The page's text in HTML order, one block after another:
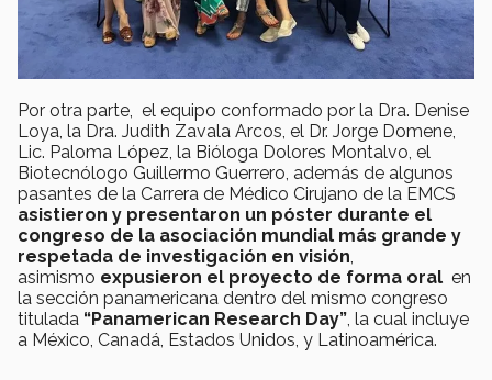
Por otra parte, el equipo conformado por la Dra. Denise
Loya, la Dra. Judith Zavala Arcos, el Dr. Jorge Domene,
Lic. Paloma López, la Bióloga Dolores Montalvo, el
Biotecnólogo Guillermo Guerrero, además de algunos
pasantes de la Carrera de Médico Cirujano de la EMCS
asistieron y presentaron un póster durante el
congreso de la asociación mundial más grande y
respetada de investigación en visión
asimismo expusieron el proyecto de forma oral en
la sección panamericana dentro del mismo congreso
titulada “Panamerican Research Day” , la cual incluye
a México, Canadá, Estados Unidos, y Latinoamérica.